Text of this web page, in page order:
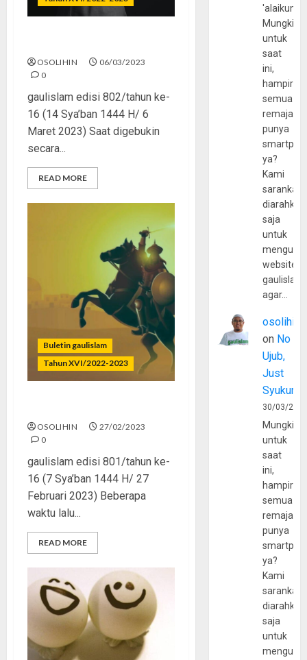
OSOLIHIN
06/03/2023
0
gaulislam edisi 802/tahun ke-
16 (14 Sya’ban 1444 H/ 6
Maret 2023) Saat digebukin
secara...
READ MORE
Buletin gaulislam
Tahun XVI/2022-2023
OSOLIHIN
27/02/2023
0
gaulislam edisi 801/tahun ke-
16 (7 Sya’ban 1444 H/ 27
Februari 2023) Beberapa
waktu lalu...
READ MORE
Mungkin
untuk
saat
ini,
hampir
semua
remaja
punya
ya?
Kami
sarankan,
diarahkan
saja
untuk
website
agar…
osolihin
on No
Ujub,
Just
Syukur
30/03/
Mungkin
untuk
saat
ini,
hampir
semua
remaja
punya
ya?
Kami
sarankan,
diarahkan
saja
untuk